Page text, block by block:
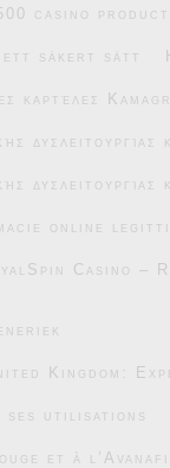
casino
ett säkert sätt
καρτέλες
online
Casino
Kingdom:
utilisations
et à